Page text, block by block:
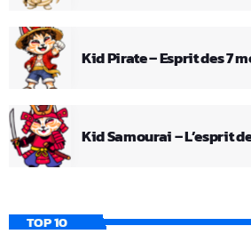
Kid Pirate – Esprit des 7
Kid Samourai – L’esprit
TOP 10